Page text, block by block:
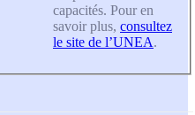
capacités. Pour en
savoir plus, consultez
le site de l’UNEA.